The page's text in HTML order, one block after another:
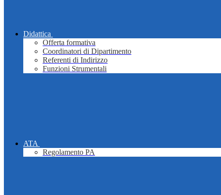
Didattica
Offerta formativa
Coordinatori di Dipartimento
Referenti di Indirizzo
Funzioni Strumentali
ATA
Regolamento PA